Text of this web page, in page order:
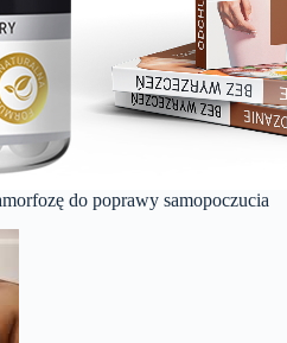
do poprawy samopoczucia